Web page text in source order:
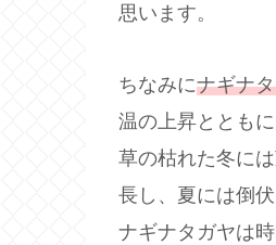
思います。
ちなみにナギナ
温の上昇ととも
草の枯れた冬に
長し、夏には倒
ナギナタガヤは